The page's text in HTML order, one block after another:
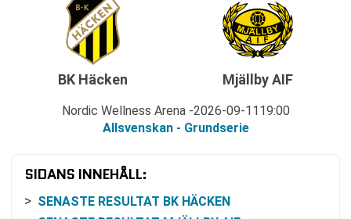
BK Häcken
Nordic Wellness Arena 2026-09-11 19:00
Allsvenskan - Grundserie
Mjällby AIF
SIDANS INNEHÅLL:
SENASTE RESULTAT BK HÄCKEN